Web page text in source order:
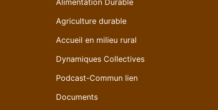
Alimentation Durable
Agriculture durable
Accueil en milieu rural
Dynamiques Collectives
Podcast-Commun lien
Documents